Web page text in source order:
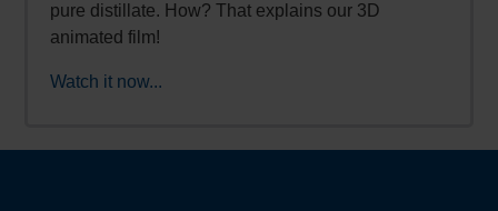
pure distillate. How? That explains our 3D
animated film!
Watch it now...